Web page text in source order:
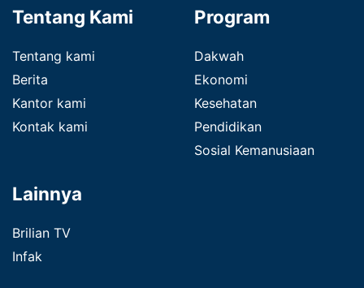
Tentang Kami
Tentang kami
Berita
Kantor kami
Kontak kami
Program
Dakwah
Ekonomi
Kesehatan
Pendidikan
Sosial Kemanusiaan
Lainnya
Brilian TV
Infak